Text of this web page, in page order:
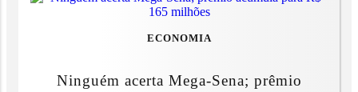
ECONOMIA
Ninguém acerta Mega-Sena; prêmio